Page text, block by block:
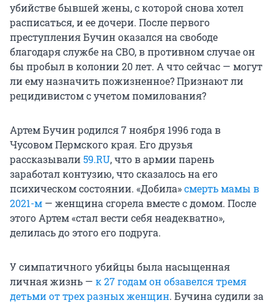
убийстве бывшей жены, с которой снова хотел
расписаться, и ее дочери. После первого
преступления Бучин оказался на свободе
благодаря службе на СВО, в противном случае он
бы пробыл в колонии 20 лет. А что сейчас — могут
ли ему назначить пожизненное? Признают ли
рецидивистом с учетом помилования?
Артем Бучин родился 7 ноября 1996 года в
Чусовом Пермского края. Его друзья
рассказывали59.RU, что в армии парень
заработал контузию, что сказалось на его
психическом состоянии. «Добила»смерть мамы в
2021-м — женщина сгорела вместе с домом. После
этого Артем «стал вести себя неадекватно»,
делилась до этого его подруга.
У симпатичного убийцы была насыщенная
личная жизнь — к 27 годам он обзавелся тремя
детьми от трех разных женщин. Бучина судили за